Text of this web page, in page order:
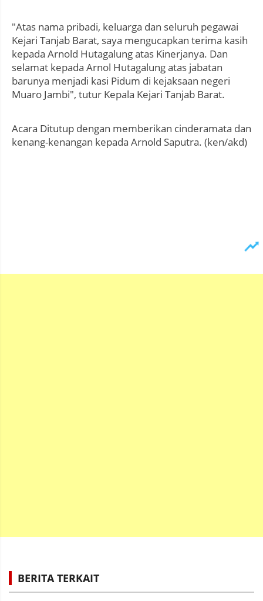
"Atas nama pribadi, keluarga dan seluruh pegawai
Kejari Tanjab Barat, saya mengucapkan terima kasih
kepada Arnold Hutagalung atas Kinerjanya. Dan
selamat kepada Arnol Hutagalung atas jabatan
barunya menjadi kasi Pidum di kejaksaan negeri
Muaro Jambi", tutur Kepala Kejari Tanjab Barat.
Acara Ditutup dengan memberikan cinderamata dan
kenang-kenangan kepada Arnold Saputra. (ken/akd)
BERITA TERKAIT